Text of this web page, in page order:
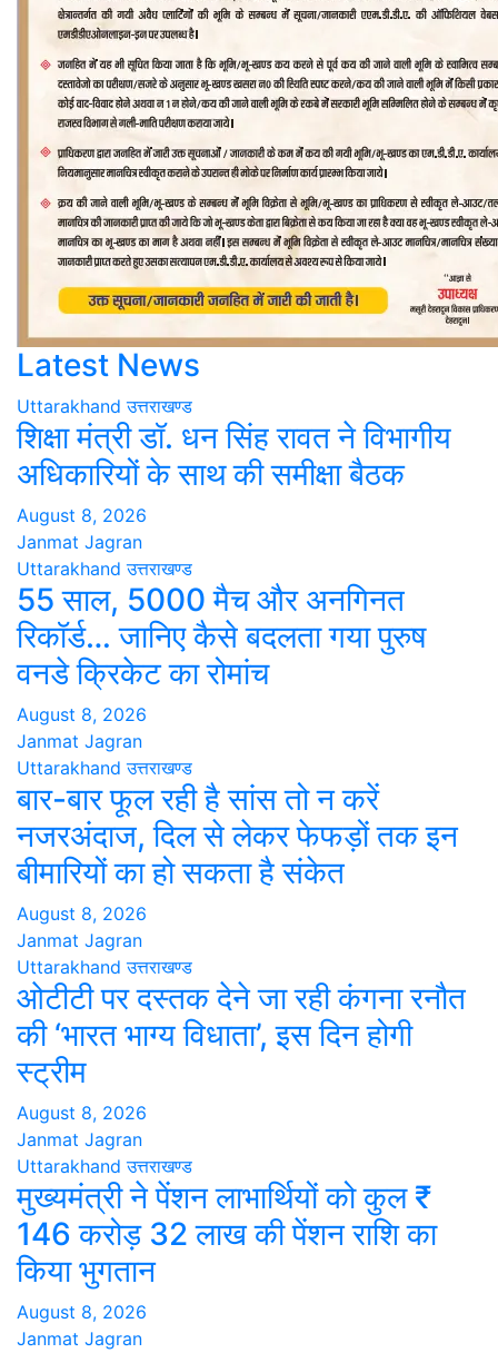
Latest News
Uttarakhand उत्तराखण्ड
शिक्षा मंत्री डॉ. धन सिंह रावत ने विभागीय
अधिकारियों के साथ की समीक्षा बैठक
August 8, 2026
Janmat Jagran
Uttarakhand उत्तराखण्ड
55 साल, 5000 मैच और अनगिनत
रिकॉर्ड… जानिए कैसे बदलता गया पुरुष
वनडे क्रिकेट का रोमांच
August 8, 2026
Janmat Jagran
Uttarakhand उत्तराखण्ड
बार-बार फूल रही है सांस तो न करें
नजरअंदाज, दिल से लेकर फेफड़ों तक इन
बीमारियों का हो सकता है संकेत
August 8, 2026
Janmat Jagran
Uttarakhand उत्तराखण्ड
ओटीटी पर दस्तक देने जा रही कंगना रनौत
की ‘भारत भाग्य विधाता’, इस दिन होगी
स्ट्रीम
August 8, 2026
Janmat Jagran
Uttarakhand उत्तराखण्ड
मुख्यमंत्री ने पेंशन लाभार्थियों को कुल ₹
146 करोड़ 32 लाख की पेंशन राशि का
किया भुगतान
August 8, 2026
Janmat Jagran